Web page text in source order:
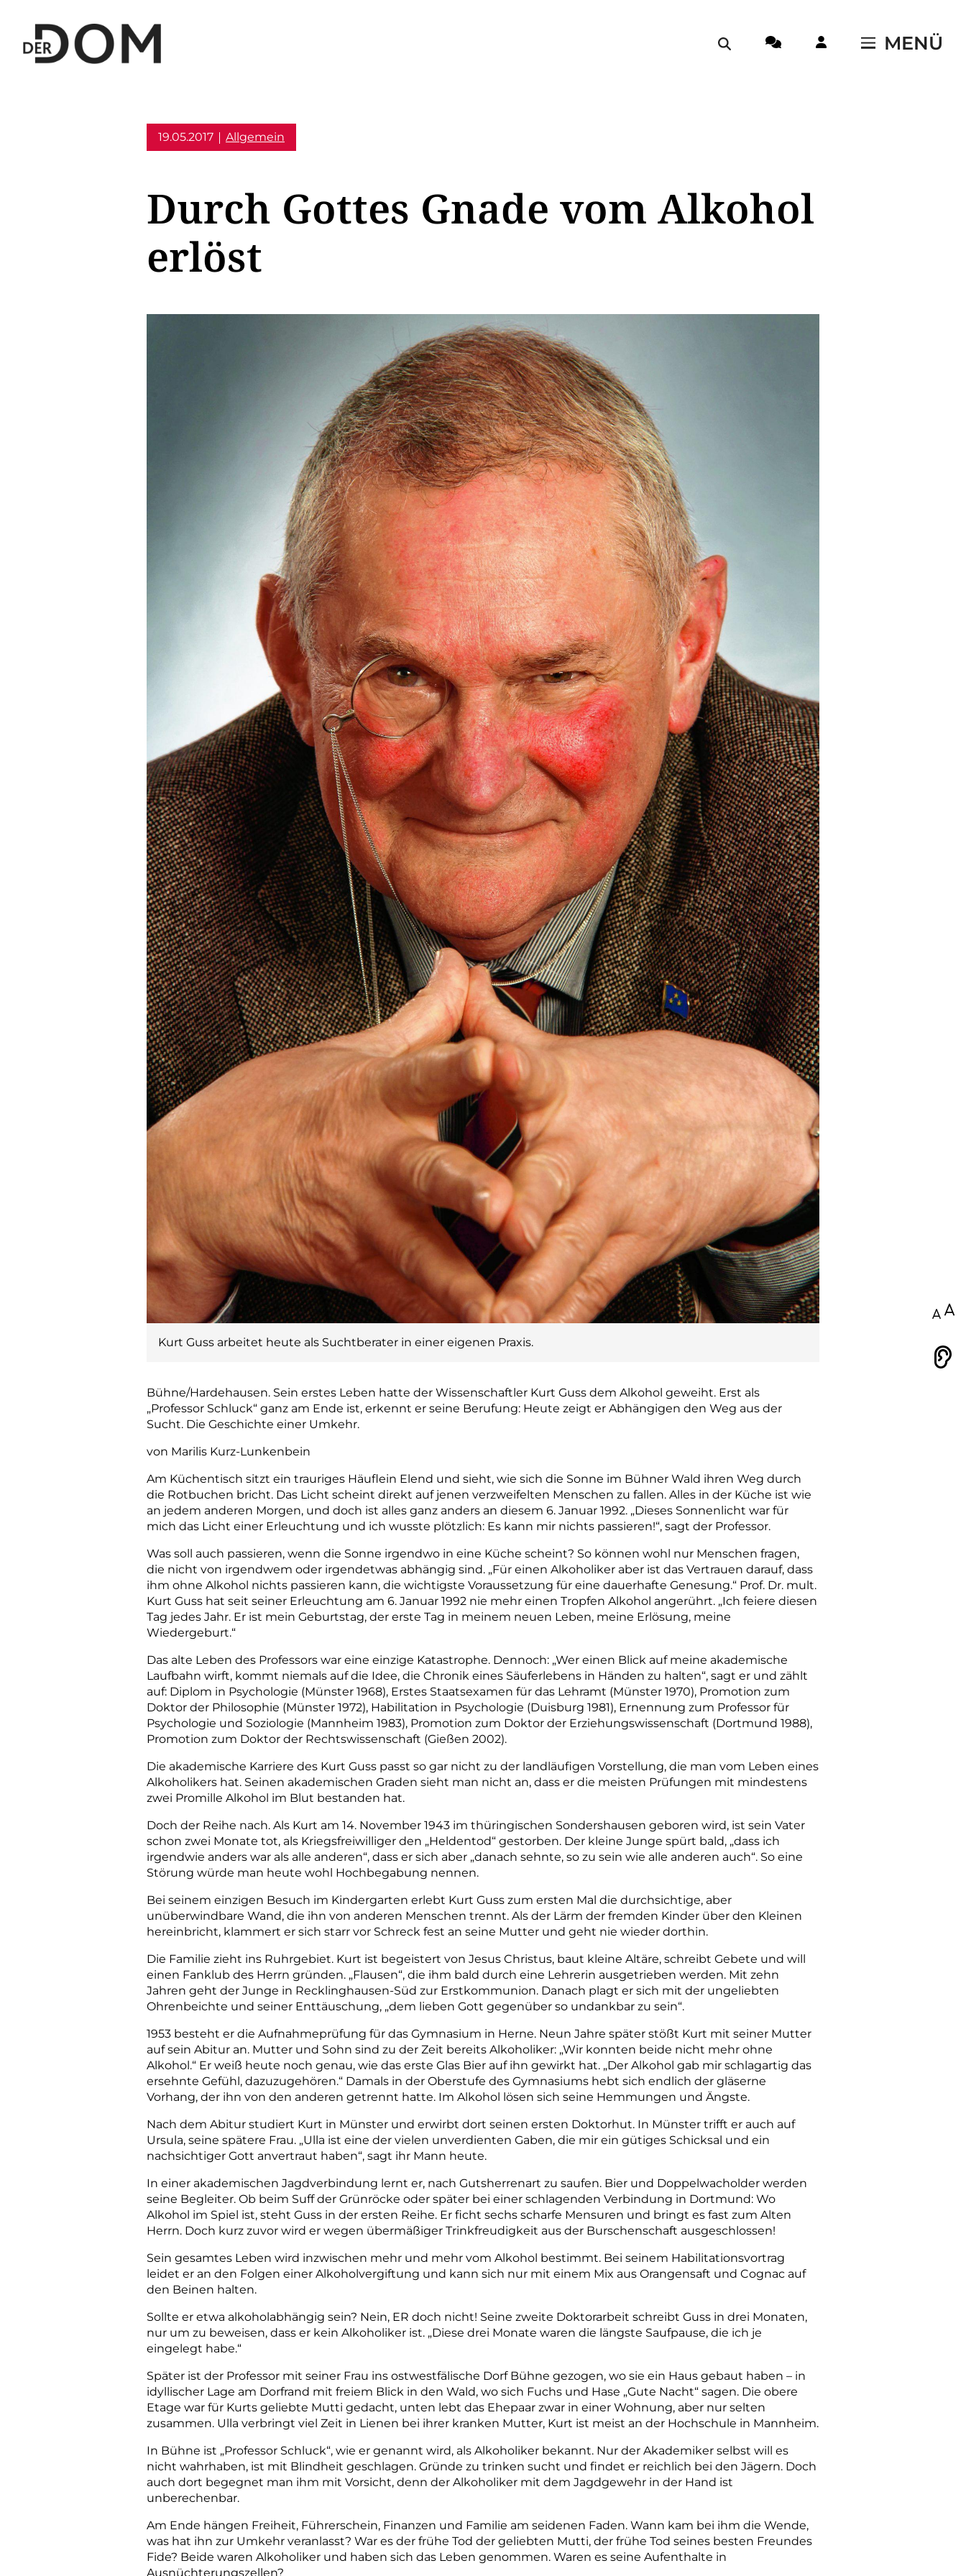
MENÜ
19.05.2017 Allgemein
Durch Gottes Gnade vom Alkohol
erlöst
Kurt Guss arbeitet heute als Suchtberater in einer eigenen Praxis.
Bühne/Hardehausen. Sein erstes Leben hatte der Wissenschaftler Kurt Guss dem Alkohol geweiht. Erst als
„Professor Schluck“ ganz am Ende ist, erkennt er seine Berufung: Heute zeigt er Abhängigen den Weg aus der
Sucht. Die Geschichte einer Umkehr.
von Marilis Kurz-Lunkenbein
Am Küchentisch sitzt ein trauriges Häuflein Elend und sieht, wie sich die Sonne im Bühner Wald ihren Weg durch
die Rotbuchen bricht. Das Licht scheint direkt auf jenen verzweifelten Menschen zu fallen. Alles in der Küche ist wie
an jedem anderen Morgen, und doch ist alles ganz anders an diesem 6. Januar 1992. „Dieses Sonnenlicht war für
mich das Licht einer Erleuchtung und ich wusste plötzlich: Es kann mir nichts passieren!“, sagt der Professor.
Was soll auch passieren, wenn die Sonne irgendwo in eine Küche scheint? So können wohl nur Menschen fragen,
die nicht von irgendwem oder irgendetwas abhängig sind. „Für einen Alkoholiker aber ist das Vertrauen darauf, dass
ihm ohne Alkohol nichts passieren kann, die wichtigste Voraussetzung für eine dauerhafte Genesung.“ Prof. Dr. mult.
Kurt Guss hat seit seiner Erleuchtung am 6. Januar 1992 nie mehr einen Tropfen Alkohol angerührt. „Ich feiere diesen
Tag jedes Jahr. Er ist mein Geburtstag, der erste Tag in meinem neuen Leben, meine Erlösung, meine
Wiedergeburt.“
Das alte Leben des Professors war eine einzige Katastrophe. Dennoch: „Wer einen Blick auf meine akademische
Laufbahn wirft, kommt niemals auf die Idee, die Chronik eines Säuferlebens in Händen zu halten“, sagt er und zählt
auf: Diplom in Psychologie (Münster 1968), Erstes Staatsexamen für das Lehramt (Münster 1970), Promotion zum
Doktor der Philosophie (Münster 1972), Habilitation in Psychologie (Duisburg 1981), Ernennung zum Professor für
Psychologie und Soziologie (Mannheim 1983), Promotion zum Doktor der Erziehungswissenschaft (Dortmund 1988),
Promotion zum Doktor der Rechtswissenschaft (Gießen 2002).
Die akademische Karriere des Kurt Guss passt so gar nicht zu der landläufigen Vorstellung, die man vom Leben eines
Alkoholikers hat. Seinen akademischen Graden sieht man nicht an, dass er die meisten Prüfungen mit mindestens
zwei Promille Alkohol im Blut bestanden hat.
Doch der Reihe nach. Als Kurt am 14. November 1943 im thüringischen Sondershausen geboren wird, ist sein Vater
schon zwei Monate tot, als Kriegsfreiwilliger den „Heldentod“ gestorben. Der kleine Junge spürt bald, „dass ich
irgendwie anders war als alle anderen“, dass er sich aber „danach sehnte, so zu sein wie alle anderen auch“. So eine
Störung würde man heute wohl Hochbegabung nennen.
Bei seinem einzigen Besuch im Kindergarten erlebt Kurt Guss zum ersten Mal die durchsichtige, aber
unüberwindbare Wand, die ihn von anderen Menschen trennt. Als der Lärm der fremden Kinder über den Kleinen
hereinbricht, klammert er sich starr vor Schreck fest an seine Mutter und geht nie wieder dorthin.
Die Familie zieht ins Ruhrgebiet. Kurt ist begeistert von Jesus Christus, baut kleine Altäre, schreibt Gebete und will
einen Fanklub des Herrn gründen. „Flausen“, die ihm bald durch eine Lehrerin ausgetrieben werden. Mit zehn
Jahren geht der Junge in Recklinghausen-Süd zur Erstkommunion. Danach plagt er sich mit der ungeliebten
Ohrenbeichte und seiner Enttäuschung, „dem lieben Gott gegenüber so undankbar zu sein“.
1953 besteht er die Aufnahmeprüfung für das Gymnasium in Herne. Neun Jahre später stößt Kurt mit seiner Mutter
auf sein Abitur an. Mutter und Sohn sind zu der Zeit bereits Alkoholiker: „Wir konnten beide nicht mehr ohne
Alkohol.“ Er weiß heute noch genau, wie das erste Glas Bier auf ihn gewirkt hat. „Der Alkohol gab mir schlagartig das
ersehnte Gefühl, dazuzugehören.“ Damals in der Oberstufe des Gymnasiums hebt sich endlich der gläserne
Vorhang, der ihn von den anderen getrennt hatte. Im Alkohol lösen sich seine Hemmungen und Ängste.
Nach dem Abitur studiert Kurt in Münster und erwirbt dort seinen ersten Doktorhut. In Münster trifft er auch auf
Ursula, seine spätere Frau. „Ulla ist eine der vielen unverdienten Gaben, die mir ein gütiges Schicksal und ein
nachsichtiger Gott anvertraut haben“, sagt ihr Mann heute.
In einer akademischen Jagdverbindung lernt er, nach Gutsherrenart zu saufen. Bier und Doppelwacholder werden
seine Begleiter. Ob beim Suff der Grünröcke oder später bei einer schlagenden Verbindung in Dortmund: Wo
Alkohol im Spiel ist, steht Guss in der ersten Reihe. Er ficht sechs scharfe Mensuren und bringt es fast zum Alten
Herrn. Doch kurz zuvor wird er wegen übermäßiger Trinkfreudigkeit aus der Burschenschaft ausgeschlossen!
Sein gesamtes Leben wird inzwischen mehr und mehr vom Alkohol bestimmt. Bei seinem Habilitationsvortrag
leidet er an den Folgen einer Alkoholvergiftung und kann sich nur mit einem Mix aus Orangensaft und Cognac auf
den Beinen halten.
Sollte er etwa alkoholabhängig sein? Nein, ER doch nicht! Seine zweite Doktorarbeit schreibt Guss in drei Monaten,
nur um zu beweisen, dass er kein Alkoholiker ist. „Diese drei Monate waren die längste Saufpause, die ich je
eingelegt habe.“
Später ist der Professor mit seiner Frau ins ostwestfälische Dorf Bühne gezogen, wo sie ein Haus gebaut haben – in
idyllischer Lage am Dorfrand mit freiem Blick in den Wald, wo sich Fuchs und Hase „Gute Nacht“ sagen. Die obere
Etage war für Kurts geliebte Mutti gedacht, unten lebt das Ehepaar zwar in einer Wohnung, aber nur selten
zusammen. ­Ulla verbringt viel Zeit in Lienen bei ihrer kranken Mutter, Kurt ist meist an der Hochschule in Mannheim.
In Bühne ist „Professor Schluck“, wie er genannt wird, als Alkoholiker bekannt. Nur der Akademiker selbst will es
nicht wahrhaben, ist mit Blindheit geschlagen. Gründe zu trinken sucht und findet er reichlich bei den Jägern. Doch
auch dort begegnet man ihm mit Vorsicht, denn der Alkoholiker mit dem Jagdgewehr in der Hand ist
unberechenbar.
Am Ende hängen Freiheit, Führerschein, Finanzen und Familie am seidenen Faden. Wann kam bei ihm die Wende,
was hat ihn zur Umkehr veranlasst? War es der frühe Tod der geliebten Mutti, der frühe Tod seines besten Freundes
Fide? Beide waren Alkoholiker und haben sich das Leben genommen. Waren es seine Aufenthalte in
Ausnüchterungszellen?